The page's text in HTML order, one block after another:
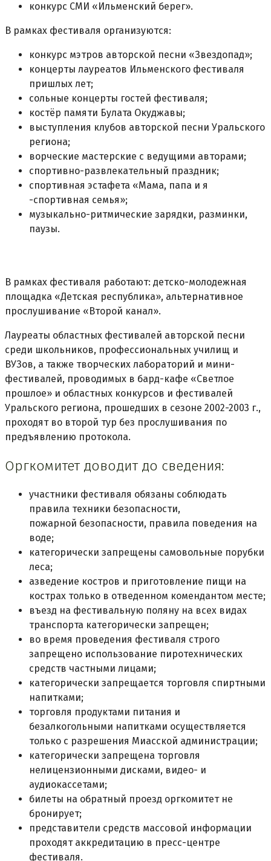
конкурс СМИ «Ильменский берег».
В рамках фестиваля организуются:
конкурс мэтров авторской песни «Звездопад»;
концерты лауреатов Ильменского фестиваля
пришлых лет;
сольные концерты гостей фестиваля;
костёр памяти Булата Окуджавы;
выступления клубов авторской песни Уральского
региона;
ворческие мастерские с ведущими авторами;
спортивно-развлекательный праздник;
спортивная эстафета «Мама, папа и я
-спортивная семья»;
музыкально-ритмические зарядки, разминки,
паузы.
В рамках фестиваля работают: детско-молодежная
площадка «Детская республика», альтернативное
прослушивание «Второй канал».
Лауреаты областных фестивалей авторской песни
среди школьников, профессиональных училищ и
ВУЗов, а также творческих лабораторий и мини-
фестивалей, проводимых в бард-кафе «Светлое
прошлое» и областных конкурсов и фестивалей
Уральского региона, прошедших в сезоне 2002-2003 г.,
проходят во второй тур без прослушивания по
предъявлению протокола.
Оргкомитет доводит до сведения:
участники фестиваля обязаны соблюдать
правила техники безопасности,
пожарной безопасности, правила поведения на
воде;
категорически запрещены самовольные порубки
леса;
азведение костров и приготовление пищи на
кострах только в отведенном комендантом месте;
въезд на фестивальную поляну на всех видах
транспорта категорически запрещен;
во время проведения фестиваля строго
запрещено использование пиротехнических
средств частными лицами;
категорически запрещается торговля спиртными
напитками;
торговля продуктами питания и
безалкогольными напитками осуществляется
только с разрешения Миасской администрации;
категорически запрещена торговля
нелицензионными дисками, видео- и
аудиокассетами;
билеты на обратный проезд оргкомитет не
бронирует;
представители средств массовой информации
проходят аккредитацию в пресс-центре
фестиваля.